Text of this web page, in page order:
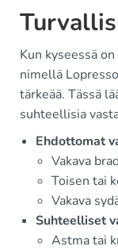
Kun kyseessä
nimellä
tärkeää. Tässä
suhteellisia
Ehdottomat
Vakava
Toisen tai
Vakava
Suhteelliset
Astma tai